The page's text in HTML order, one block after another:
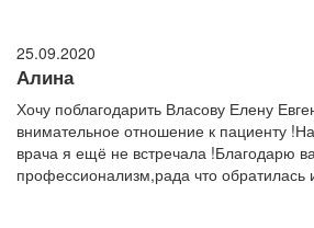
25.09.2020
Алина
Хочу поблагодарить Власову Елену
внимательное отношение к пациенту
врача я ещё не встречала !Благодарю
профессионализм,рада что обратилась